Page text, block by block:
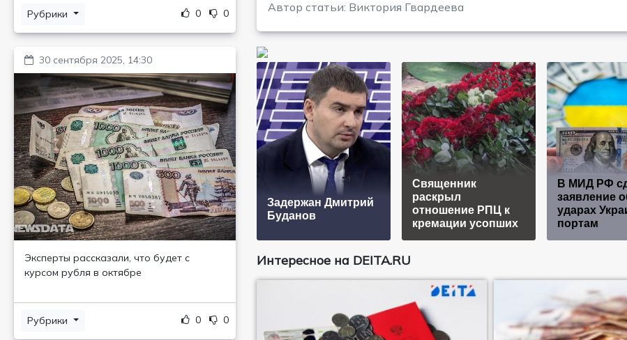
Рубрики 0 0
30 сентября 2025, 14:30
Эксперты рассказали, что будет с
курсом рубля в октябре
Рубрики 0 0
Автор статьи: Виктория Гвардеева
Задержан Дмитрий
Буданов
Священник
раскрыл
отношение РПЦ к
кремации усопших
В МИД РФ
заявление
ударах
портам
Интересное на DEITA.RU